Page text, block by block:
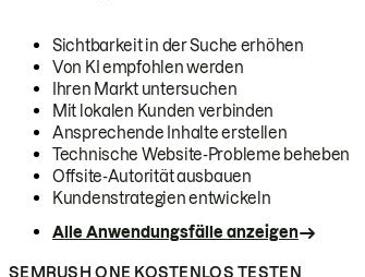
Sichtbarkeit in der Suche erhöhen
Von KI empfohlen werden
Ihren Markt untersuchen
Mit lokalen Kunden verbinden
Ansprechende Inhalte erstellen
Technische Website-Probleme beheben
Offsite-Autorität ausbauen
Kundenstrategien entwickeln
Alle Anwendungsfälle anzeigen
SEMRUSH ONE KOSTENLOS TESTEN